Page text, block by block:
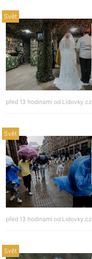
Svět
před 13 hodinami od Lidovky.cz
Svět
před 13 hodinami od Lidovky.cz
Svět